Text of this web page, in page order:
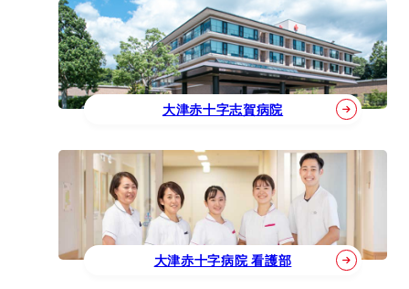
大津赤十字志賀病院
大津赤十字病院 看護部